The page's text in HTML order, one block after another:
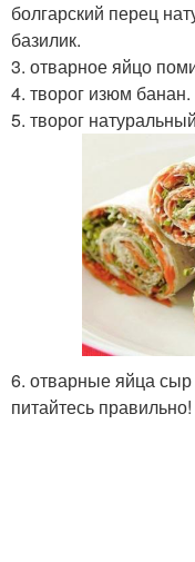
Рулеты с лаваша
Лаваш с
Запеканка с
болгарский перец
базилик.
3. отварное яйцо
4. творог изюм банан.
5. творог
6. отварные яйца сыр
питайтесь правильно!